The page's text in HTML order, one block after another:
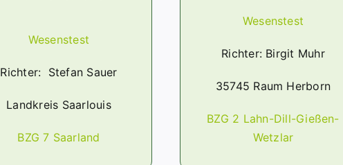
Wesenstest
Richter: Stefan Sauer
Landkreis Saarlouis
BZG 7 Saarland
Wesenstest
Richter: Birgit Muhr
35745 Raum Herborn
BZG 2 Lahn-Dill-Gießen-
Wetzlar